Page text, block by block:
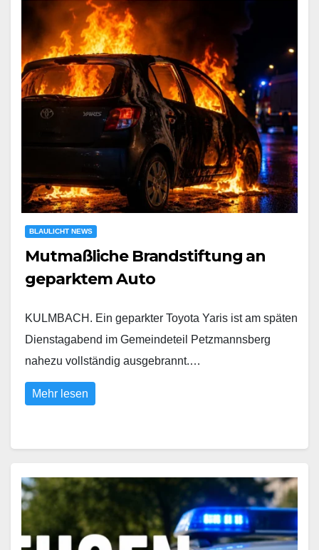
BLAULICHT NEWS
Mutmaßliche Brandstiftung an
geparktem Auto
KULMBACH. Ein geparkter Toyota Yaris ist am späten
Dienstagabend im Gemeindeteil Petzmannsberg
nahezu vollständig ausgebrannt.…
Mehr lesen